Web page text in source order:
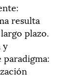
resulta
plazo.
y